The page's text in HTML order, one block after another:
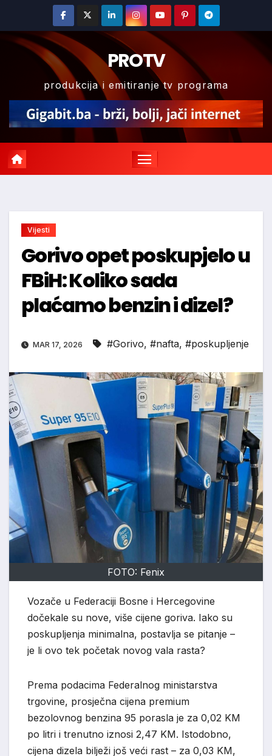
content
PROTV
produkcija i emitiranje tv programa
Vijesti
Gorivo opet poskupjelo u
FBiH: Koliko sada
plaćamo benzin i dizel?
MAR 17, 2026 #Gorivo, #nafta, #poskupljenje
FOTO: Fenix
Vozače u Federaciji Bosne i Hercegovine
dočekale su nove, više cijene goriva. Iako su
poskupljenja minimalna, postavlja se pitanje –
je li ovo tek početak novog vala rasta?
Prema podacima Federalnog ministarstva
trgovine, prosječna cijena premium
bezolovnog benzina 95 porasla je za 0,02 KM
po litri i trenutno iznosi 2,47 KM. Istodobno,
cijena dizela bilježi još veći rast – za 0,03 KM,